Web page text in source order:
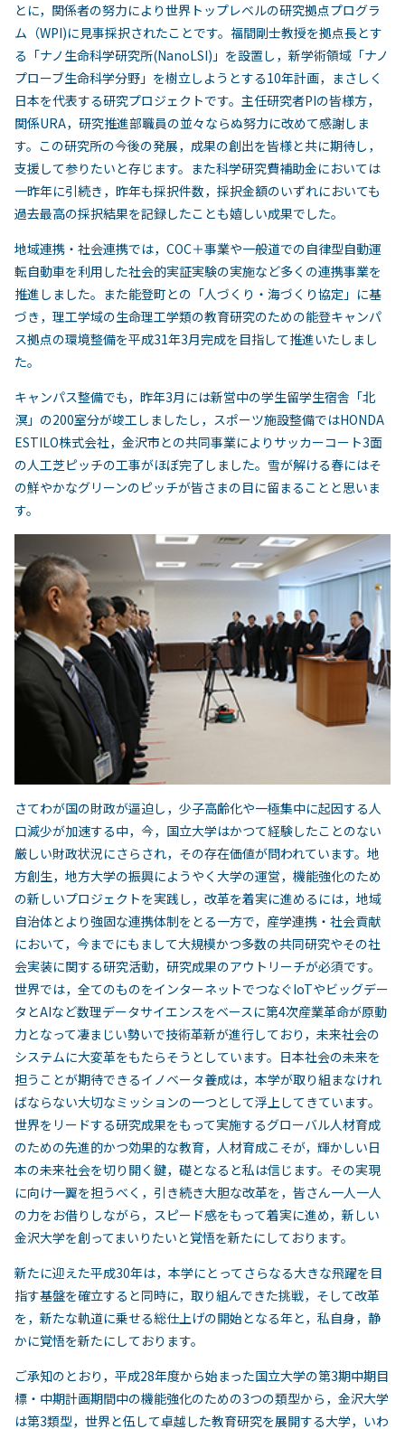
とに，関係者の努力により世界トップレベルの研究拠点プログラ
ム（WPI)に見事採択されたことです。福間剛士教授を拠点長とす
る「ナノ生命科学研究所(NanoLSI)」を設置し，新学術領域「ナノ
プローブ生命科学分野」を樹立しようとする10年計画，まさしく
日本を代表する研究プロジェクトです。主任研究者PIの皆様方，
関係URA，研究推進部職員の並々ならぬ努力に改めて感謝しま
す。この研究所の今後の発展，成果の創出を皆様と共に期待し，
支援して参りたいと存じます。また科学研究費補助金においては
一昨年に引続き，昨年も採択件数，採択金額のいずれにおいても
過去最高の採択結果を記録したことも嬉しい成果でした。
地域連携・社会連携では，COC＋事業や一般道での自律型自動運
転自動車を利用した社会的実証実験の実施など多くの連携事業を
推進しました。また能登町との「人づくり・海づくり協定」に基
づき，理工学域の生命理工学類の教育研究のための能登キャンパ
ス拠点の環境整備を平成31年3月完成を目指して推進いたしまし
た。
キャンパス整備でも，昨年3月には新営中の学生留学生宿舎「北
溟」の200室分が竣工しましたし，スポーツ施設整備ではHONDA
ESTILO株式会社，金沢市との共同事業によりサッカーコート3面
の人工芝ピッチの工事がほぼ完了しました。雪が解ける春にはそ
の鮮やかなグリーンのピッチが皆さまの目に留まることと思いま
す。
さてわが国の財政が逼迫し，少子高齢化や一極集中に起因する人
口減少が加速する中，今，国立大学はかつて経験したことのない
厳しい財政状況にさらされ，その存在価値が問われています。地
方創生，地方大学の振興にようやく大学の運営，機能強化のため
の新しいプロジェクトを実践し，改革を着実に進めるには，地域
自治体とより強固な連携体制をとる一方で，産学連携・社会貢献
において，今までにもまして大規模かつ多数の共同研究やその社
会実装に関する研究活動，研究成果のアウトリーチが必須です。
世界では，全てのものをインターネットでつなぐIoTやビッグデー
タとAIなど数理データサイエンスをベースに第4次産業革命が原動
力となって凄まじい勢いで技術革新が進行しており，未来社会の
システムに大変革をもたらそうとしています。日本社会の未来を
担うことが期待できるイノベータ養成は，本学が取り組まなけれ
ばならない大切なミッションの一つとして浮上してきています。
世界をリードする研究成果をもって実施するグローバル人材育成
のための先進的かつ効果的な教育，人材育成こそが，輝かしい日
本の未来社会を切り開く鍵，礎となると私は信じます。その実現
に向け一翼を担うべく，引き続き大胆な改革を，皆さん一人一人
の力をお借りしながら，スピード感をもって着実に進め，新しい
金沢大学を創ってまいりたいと覚悟を新たにしております。
新たに迎えた平成30年は，本学にとってさらなる大きな飛躍を目
指す基盤を確立すると同時に，取り組んできた挑戦，そして改革
を，新たな軌道に乗せる総仕上げの開始となる年と，私自身，静
かに覚悟を新たにしております。
ご承知のとおり，平成28年度から始まった国立大学の第3期中期目
標・中期計画期間中の機能強化のための3つの類型から，金沢大学
は第3類型，世界と伍して卓越した教育研究を展開する大学，いわ